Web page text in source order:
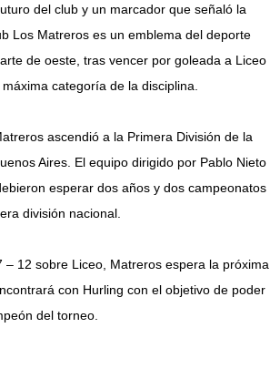
del club y un marcador que señaló la
Los Matreros es un emblema del deporte
de oeste, tras vencer por goleada a Liceo
categoría de la disciplina.
ascendió a la Primera División de la
Aires. El equipo dirigido por Pablo Nieto
esperar dos años y dos campeonatos
división nacional.
– 12 sobre Liceo, Matreros espera la próxima
con Hurling con el objetivo de poder
del torneo.